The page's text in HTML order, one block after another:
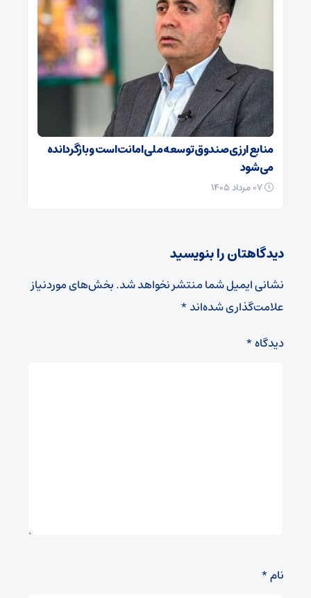
منابع ارزی صندوق توسعه ملی امانت است و بازگردانده
می‌شود
دیدگاهتان را بنویسید
نشانی ایمیل شما منتشر نخواهد شد.بخش‌های موردنیاز
علامت‌گذاری شده‌اند*
دیدگاه*
نام*